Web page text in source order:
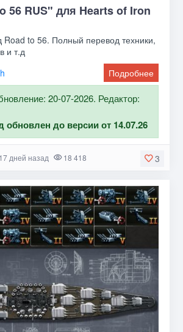
56 RUS" для Hearts of Iron
to 56. Полный перевод техники,
и т.д
Подробнее
20-07-2026. Редактор:
обновлен до версии от 14.07.26
3
17 дней назад 18 418